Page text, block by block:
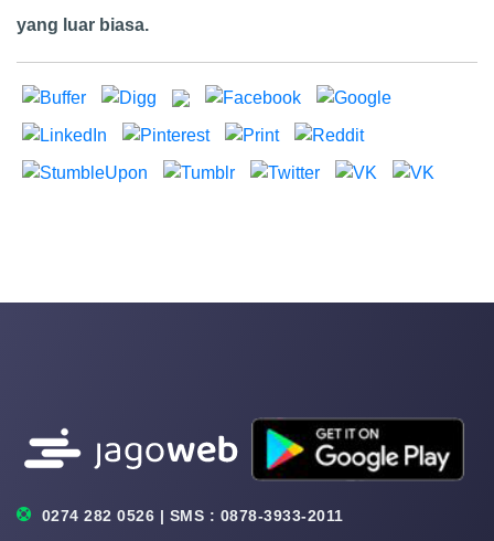
yang luar biasa.
0274 282 0526 | SMS : 0878-3933-2011